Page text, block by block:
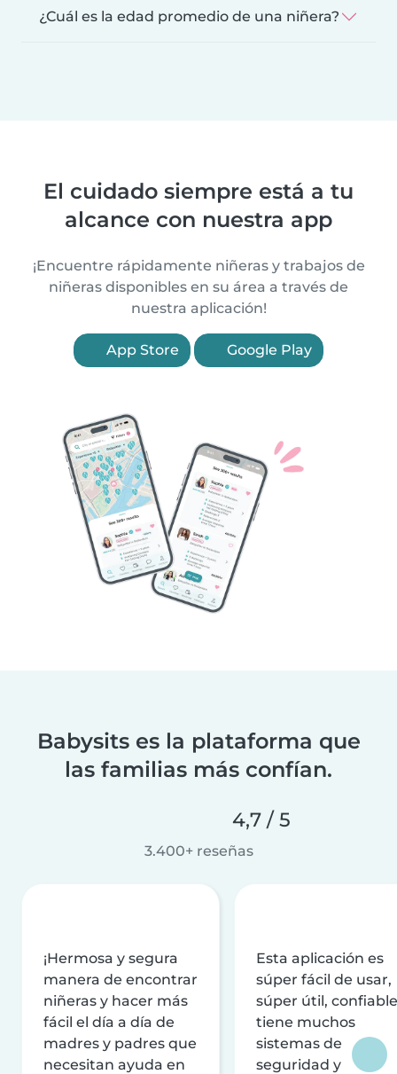
¿Cuál es la edad promedio de una niñera?
El cuidado siempre está a tu
alcance con nuestra app
¡Encuentre rápidamente niñeras y trabajos de
niñeras disponibles en su área a través de
nuestra aplicación!
App Store Google Play
Babysits es la plataforma que
las familias más confían.
4,7 / 5
3.400+ reseñas
¡Hermosa y segura
manera de encontrar
niñeras y hacer más
fácil el día a día de
madres y padres que
necesitan ayuda en
Esta aplicación es
súper fácil de usar,
súper útil,
tiene muchos
sistemas de
seguridad y